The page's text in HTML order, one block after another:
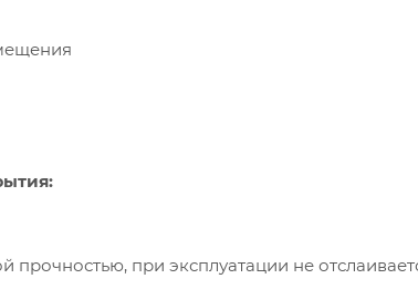
прочностью, при эксплуатации не